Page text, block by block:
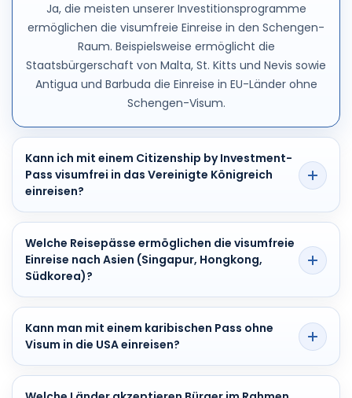
Ja, die meisten unserer Investitionsprogramme
ermöglichen die visumfreie Einreise in den Schengen-
Raum. Beispielsweise ermöglicht die
Staatsbürgerschaft von Malta, St. Kitts und Nevis sowie
Antigua und Barbuda die Einreise in EU-Länder ohne
Schengen-Visum.
Kann ich mit einem Citizenship by Investment-
Pass visumfrei in das Vereinigte Königreich
einreisen?
Ja, aber nicht mit jedem Reisepass. Die maltesische
Staatsbürgerschaft garantiert die visumfreie Einreise
nach Großbritannien. Auch die Staatsbürgerschaft
sowie St. Lucia ermöglicht einen visumfreien
Aufenthalt in Großbritannien von bis zu sechs
Monaten, was besonders für Geschäftsreisende
praktisch ist.
Welche Reisepässe ermöglichen die visumfreie
Einreise nach Asien (Singapur, Hongkong,
Südkorea)?
Mit Pässen aus Ländern wie St. Kitts und Nevis, Antigua
und Barbuda, Dominica und St. Lucia können Sie
Südkorea bietet jedoch nicht immer visumfreies
Reisen an; dies hängt vom jeweiligen Programm ab.
Kann man mit einem karibischen Pass ohne
Visum in die USA einreisen?
Nein, keiner der im Rahmen von